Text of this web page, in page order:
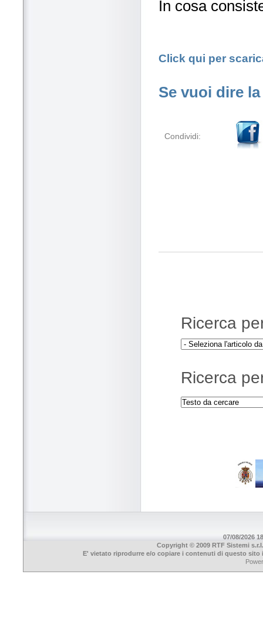
In cosa
Click qui per
Se vuoi dire
Condividi:
Ricerca
Ricerca
07/08/2026
Copyright © 2009 RTF Sistemi
E' vietato riprodurre e/o copiare i contenuti di questo